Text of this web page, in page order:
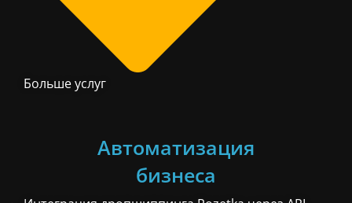
Больше услуг
Автоматизация
бизнеса